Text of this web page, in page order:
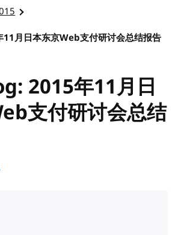
月日本东京Web支付研讨会总结报告
2015年11月日
支付研讨会总结